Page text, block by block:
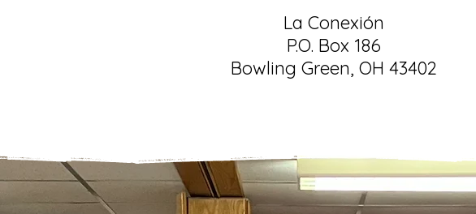
La Conexión
P.O. Box 186
Bowling Green, OH 43402